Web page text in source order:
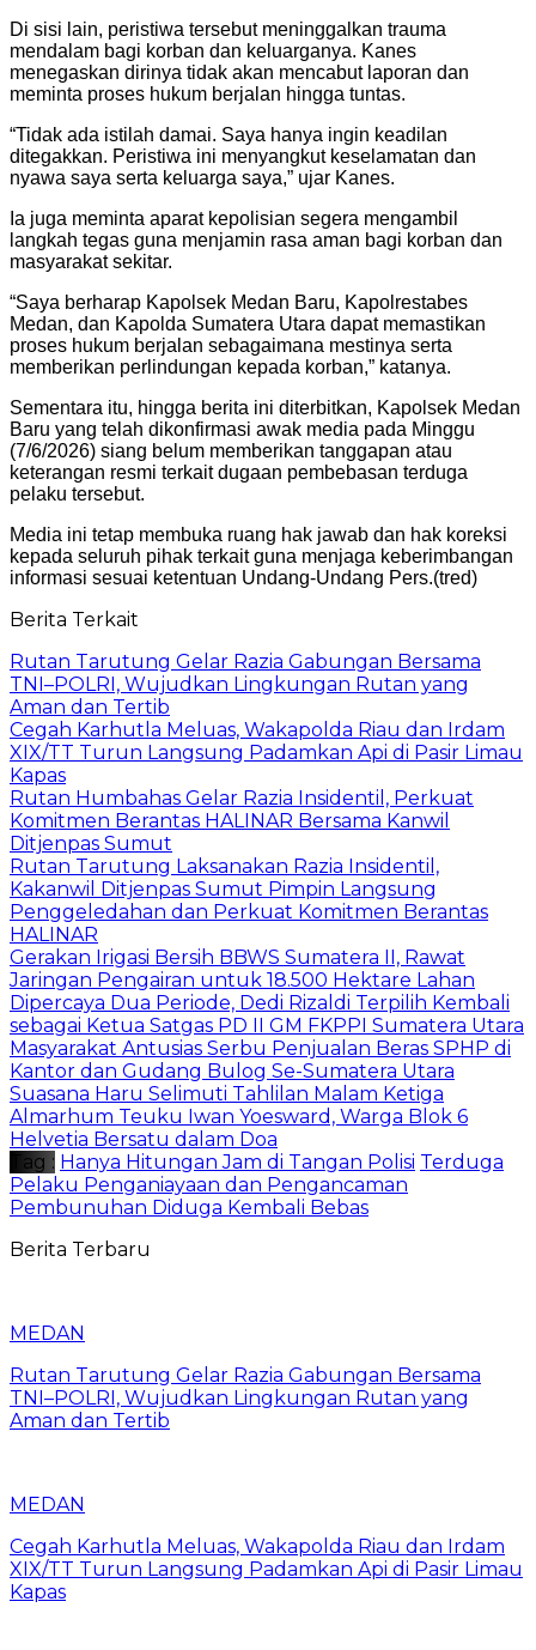
Di sisi lain, peristiwa tersebut meninggalkan trauma
mendalam bagi korban dan keluarganya. Kanes
menegaskan dirinya tidak akan mencabut laporan dan
meminta proses hukum berjalan hingga tuntas.
“Tidak ada istilah damai. Saya hanya ingin keadilan
ditegakkan. Peristiwa ini menyangkut keselamatan dan
nyawa saya serta keluarga saya,” ujar Kanes.
Ia juga meminta aparat kepolisian segera mengambil
langkah tegas guna menjamin rasa aman bagi korban dan
masyarakat sekitar.
“Saya berharap Kapolsek Medan Baru, Kapolrestabes
Medan, dan Kapolda Sumatera Utara dapat memastikan
proses hukum berjalan sebagaimana mestinya serta
memberikan perlindungan kepada korban,” katanya.
Sementara itu, hingga berita ini diterbitkan, Kapolsek Medan
Baru yang telah dikonfirmasi awak media pada Minggu
(7/6/2026) siang belum memberikan tanggapan atau
keterangan resmi terkait dugaan pembebasan terduga
pelaku tersebut.
Media ini tetap membuka ruang hak jawab dan hak koreksi
kepada seluruh pihak terkait guna menjaga keberimbangan
informasi sesuai ketentuan Undang-Undang Pers.(tred)
Berita Terkait
Rutan Tarutung Gelar Razia Gabungan Bersama
TNI–POLRI, Wujudkan Lingkungan Rutan yang
Aman dan Tertib
Cegah Karhutla Meluas, Wakapolda Riau dan Irdam
XIX/TT Turun Langsung Padamkan Api di Pasir Limau
Kapas
Rutan Humbahas Gelar Razia Insidentil, Perkuat
Komitmen Berantas HALINAR Bersama Kanwil
Ditjenpas Sumut
Rutan Tarutung Laksanakan Razia Insidentil,
Kakanwil Ditjenpas Sumut Pimpin Langsung
Penggeledahan dan Perkuat Komitmen Berantas
HALINAR
Gerakan Irigasi Bersih BBWS Sumatera II, Rawat
Jaringan Pengairan untuk 18.500 Hektare Lahan
Dipercaya Dua Periode, Dedi Rizaldi Terpilih Kembali
sebagai Ketua Satgas PD II GM FKPPI Sumatera Utara
Masyarakat Antusias Serbu Penjualan Beras SPHP di
Kantor dan Gudang Bulog Se-Sumatera Utara
Suasana Haru Selimuti Tahlilan Malam Ketiga
Almarhum Teuku Iwan Yoesward, Warga Blok 6
Helvetia Bersatu dalam Doa
Tag : Hanya Hitungan Jam di Tangan Polisi Terduga
Pelaku Penganiayaan dan Pengancaman
Pembunuhan Diduga Kembali Bebas
Berita Terbaru
MEDAN
Rutan Tarutung Gelar Razia Gabungan Bersama
TNI–POLRI, Wujudkan Lingkungan Rutan yang
Aman dan Tertib
MEDAN
Cegah Karhutla Meluas, Wakapolda Riau dan Irdam
XIX/TT Turun Langsung Padamkan Api di Pasir Limau
Kapas